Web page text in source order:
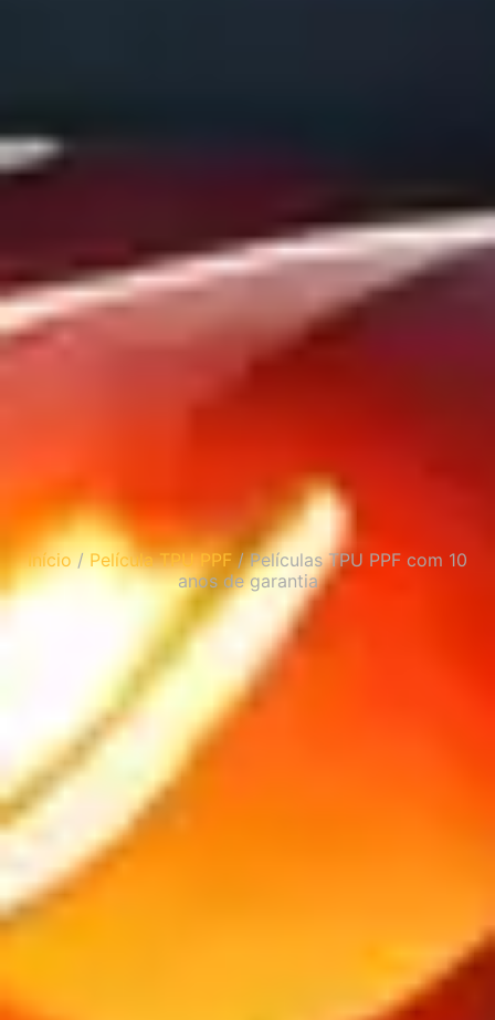
Início/Película TPU PPF / Películas TPU PPF com 10
anos de garantia